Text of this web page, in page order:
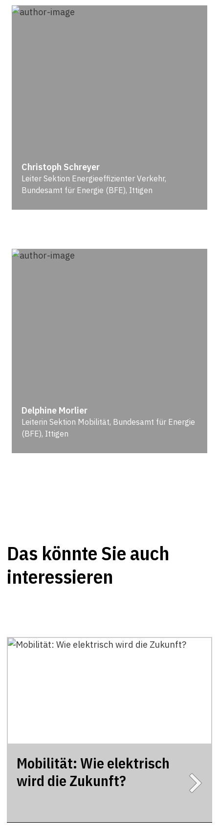
Christoph Schreyer
Leiter Sektion Energieeffizienter Verkehr,
Bundesamt für Energie (BFE), Ittigen
Delphine Morlier
Leiterin Sektion Mobilität, Bundesamt für Energie
(BFE), Ittigen
Das könnte Sie auch
interessieren
Mobilität: Wie elektrisch
wird die Zukunft?